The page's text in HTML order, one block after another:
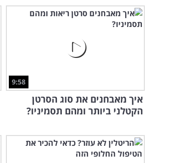
9:58
איך מאבחנים את סוג הסרטן
הקטלני ביותר ומהם תסמיניו?